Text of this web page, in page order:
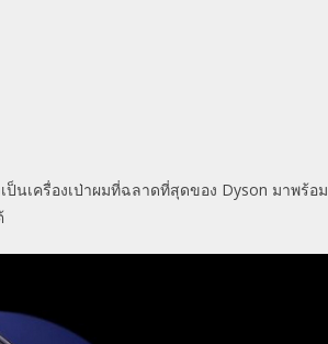
ป็นเครื่องเป่าผมที่ฉลาดที่สุดของ Dyson มาพร้อม